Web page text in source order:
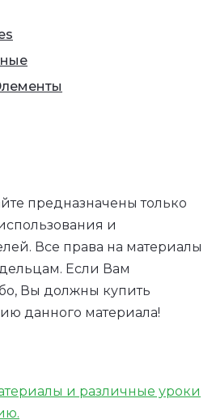
предназначены только
и
Все права на материалы
Если Вам
Вы должны купить
данного материала!
и различные уроки